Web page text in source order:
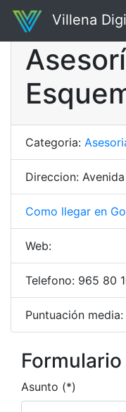
Villena
Categoria:
Direccion:
Como llegar en
Web:
Telefono: 965 80
Puntuación
Asunto (*)